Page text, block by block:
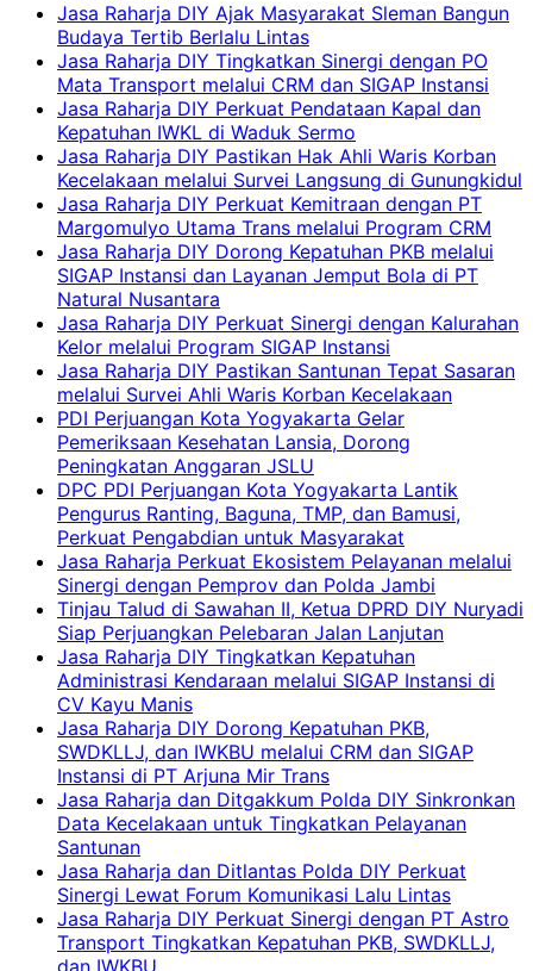
Jasa Raharja DIY Ajak Masyarakat Sleman Bangun
Budaya Tertib Berlalu Lintas
Jasa Raharja DIY Tingkatkan Sinergi dengan PO
Mata Transport melalui CRM dan SIGAP Instansi
Jasa Raharja DIY Perkuat Pendataan Kapal dan
Kepatuhan IWKL di Waduk Sermo
Jasa Raharja DIY Pastikan Hak Ahli Waris Korban
Kecelakaan melalui Survei Langsung di Gunungkidul
Jasa Raharja DIY Perkuat Kemitraan dengan PT
Margomulyo Utama Trans melalui Program CRM
Jasa Raharja DIY Dorong Kepatuhan PKB melalui
SIGAP Instansi dan Layanan Jemput Bola di PT
Natural Nusantara
Jasa Raharja DIY Perkuat Sinergi dengan Kalurahan
Kelor melalui Program SIGAP Instansi
Jasa Raharja DIY Pastikan Santunan Tepat Sasaran
melalui Survei Ahli Waris Korban Kecelakaan
PDI Perjuangan Kota Yogyakarta Gelar
Pemeriksaan Kesehatan Lansia, Dorong
Peningkatan Anggaran JSLU
DPC PDI Perjuangan Kota Yogyakarta Lantik
Pengurus Ranting, Baguna, TMP, dan Bamusi,
Perkuat Pengabdian untuk Masyarakat
Jasa Raharja Perkuat Ekosistem Pelayanan melalui
Sinergi dengan Pemprov dan Polda Jambi
Tinjau Talud di Sawahan II, Ketua DPRD DIY Nuryadi
Siap Perjuangkan Pelebaran Jalan Lanjutan
Jasa Raharja DIY Tingkatkan Kepatuhan
Administrasi Kendaraan melalui SIGAP Instansi di
CV Kayu Manis
Jasa Raharja DIY Dorong Kepatuhan PKB,
SWDKLLJ, dan IWKBU melalui CRM dan SIGAP
Instansi di PT Arjuna Mir Trans
Jasa Raharja dan Ditgakkum Polda DIY Sinkronkan
Data Kecelakaan untuk Tingkatkan Pelayanan
Santunan
Jasa Raharja dan Ditlantas Polda DIY Perkuat
Sinergi Lewat Forum Komunikasi Lalu Lintas
Jasa Raharja DIY Perkuat Sinergi dengan PT Astro
Transport Tingkatkan Kepatuhan PKB, SWDKLLJ,